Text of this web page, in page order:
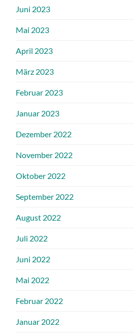
Juni 2023
Mai 2023
April 2023
März 2023
Februar 2023
Januar 2023
Dezember 2022
November 2022
Oktober 2022
September 2022
August 2022
Juli 2022
Juni 2022
Mai 2022
Februar 2022
Januar 2022